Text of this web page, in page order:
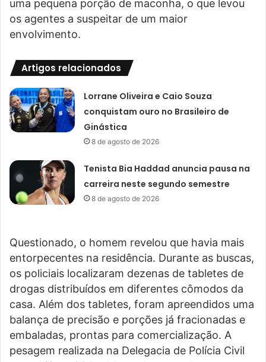
uma pequena porção de maconha, o que levou
os agentes a suspeitar de um maior
envolvimento.
Artigos relacionados
Lorrane Oliveira e Caio Souza
conquistam ouro no Brasileiro de
Ginástica
8 de agosto de 2026
Tenista Bia Haddad anuncia pausa na
carreira neste segundo semestre
8 de agosto de 2026
Questionado, o homem revelou que havia mais
entorpecentes na residência. Durante as buscas,
os policiais localizaram dezenas de tabletes de
drogas distribuídos em diferentes cômodos da
casa. Além dos tabletes, foram apreendidos uma
balança de precisão e porções já fracionadas e
embaladas, prontas para comercialização. A
pesagem realizada na Delegacia de Polícia Civil